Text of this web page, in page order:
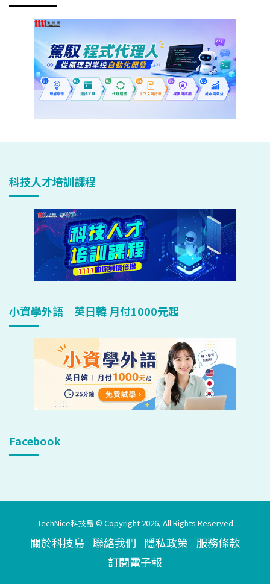
科技人才培訓課程
小資學外語｜英日韓 月付1000元起
Facebook
TechNice科技島 © Copyright 2026, All Rights Reserved
關於科技島 聯絡我們 隱私政策 服務條款
訂閱電子報